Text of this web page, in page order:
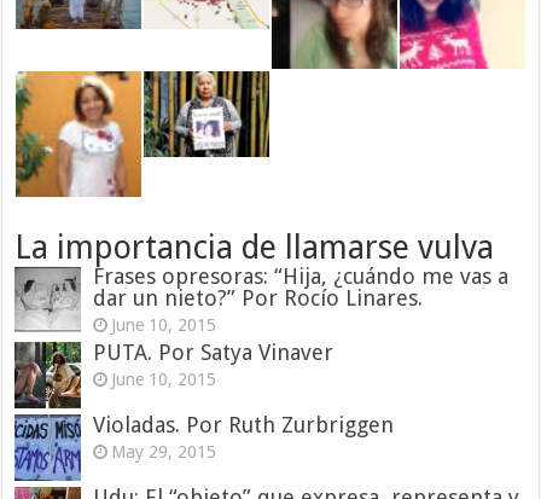
La importancia de llamarse vulva
Frases opresoras: “Hija, ¿cuándo me vas a
dar un nieto?” Por Rocío Linares.
June 10, 2015
PUTA. Por Satya Vinaver
June 10, 2015
Violadas. Por Ruth Zurbriggen
May 29, 2015